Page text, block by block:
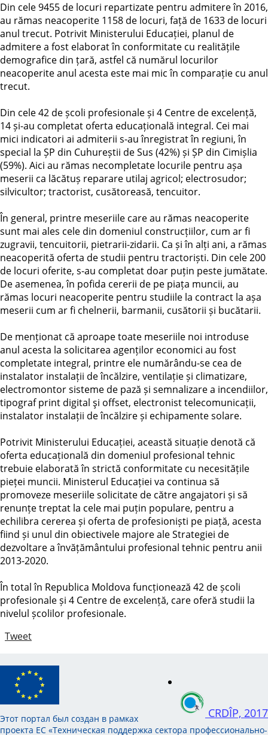
Din cele 9455 de locuri repartizate pentru admitere în 2016,
au rămas neacoperite 1158 de locuri, față de 1633 de locuri
anul trecut. Potrivit Ministerului Educației, planul de
admitere a fost elaborat în conformitate cu realitățile
demografice din țară, astfel că numărul locurilor
neacoperite anul acesta este mai mic în comparație cu anul
trecut.
Din cele 42 de școli profesionale și 4 Centre de excelență,
14 și-au completat oferta educațională integral. Cei mai
mici indicatori ai admiterii s-au înregistrat în regiuni, în
special la ȘP din Cuhureștii de Sus (42%) și ȘP din Cimișlia
(59%). Aici au rămas necompletate locurile pentru așa
meserii ca lăcătuș reparare utilaj agricol; electrosudor;
silvicultor; tractorist, cusătoreasă, tencuitor.
În general, printre meseriile care au rămas neacoperite
sunt mai ales cele din domeniul construcțiilor, cum ar fi
zugravii, tencuitorii, pietrarii-zidarii. Ca și în alți ani, a rămas
neacoperită oferta de studii pentru tractoriști. Din cele 200
de locuri oferite, s-au completat doar puțin peste jumătate.
De asemenea, în pofida cererii de pe piața muncii, au
rămas locuri neacoperite pentru studiile la contract la așa
meserii cum ar fi chelnerii, barmanii, cusătorii și bucătarii.
De menționat că aproape toate meseriile noi introduse
anul acesta la solicitarea agenților economici au fost
completate integral, printre ele numărându-se cea de
instalator instalații de încălzire, ventilație și climatizare,
electromontor sisteme de pază și semnalizare a incendiilor,
tipograf print digital şi offset, electronist telecomunicații,
instalator instalații de încălzire și echipamente solare.
Potrivit Ministerului Educației, această situație denotă că
oferta educațională din domeniul profesional tehnic
trebuie elaborată în strictă conformitate cu necesitățile
pieței muncii. Ministerul Educației va continua să
promoveze meseriile solicitate de către angajatori și să
renunțe treptat la cele mai puțin populare, pentru a
echilibra cererea și oferta de profesioniști pe piață, acesta
fiind și unul din obiectivele majore ale Strategiei de
dezvoltare a învățământului profesional tehnic pentru anii
2013-2020.
În total în Republica Moldova funcționează 42 de școli
profesionale și 4 Centre de excelență, care oferă studii la
nivelul școlilor profesionale.
Tweet
CRDÎP, 2017
Этот портал был создан в рамках
проекта ЕС «Техническая поддержка сектора профессионально-